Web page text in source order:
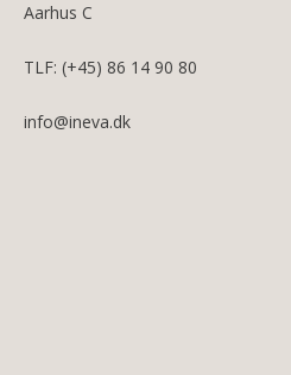
Aarhus C
TLF: (+45) 86 14 90 80
info@ineva.dk